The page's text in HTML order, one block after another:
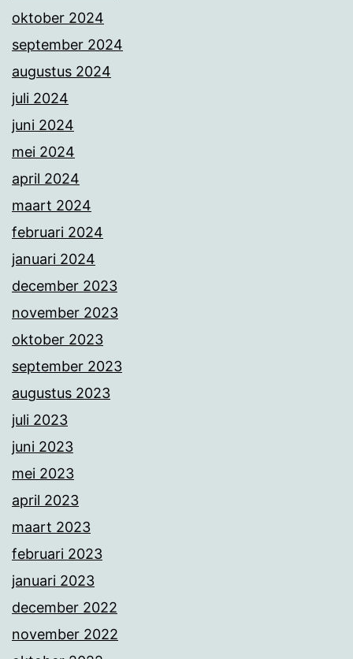
oktober 2024
september 2024
augustus 2024
juli 2024
juni 2024
mei 2024
april 2024
maart 2024
februari 2024
januari 2024
december 2023
november 2023
oktober 2023
september 2023
augustus 2023
juli 2023
juni 2023
mei 2023
april 2023
maart 2023
februari 2023
januari 2023
december 2022
november 2022